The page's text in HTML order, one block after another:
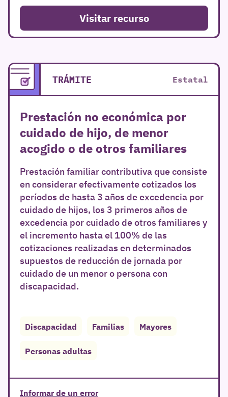
Visitar recurso
TRÁMITE Estatal
Prestación no económica por
cuidado de hijo, de menor
acogido o de otros familiares
Prestación familiar contributiva que consiste
en considerar efectivamente cotizados los
períodos de hasta 3 años de excedencia por
cuidado de hijos, los 3 primeros años de
excedencia por cuidado de otros familiares y
el incremento hasta el 100% de las
cotizaciones realizadas en determinados
supuestos de reducción de jornada por
cuidado de un menor o persona con
discapacidad.
Discapacidad Familias Mayores
Personas adultas
Informar de un error